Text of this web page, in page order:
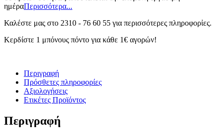
ημέραΠερισσότερα...
Καλέστε μας στο 2310 - 76 60 55 για περισσότερες πληροφορἰες.
Κερδίστε 1 μπόνους πόντο για κάθε 1€ αγορών!
Περιγραφή
Πρόσθετες πληροφορίες
Αξιολογήσεις
Ετικέτες Προϊόντος
Περιγραφή